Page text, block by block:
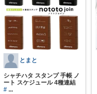
とまと
シャチハタ スタンプ 手帳 ノ
ート スケジュール 4種連結
# ...